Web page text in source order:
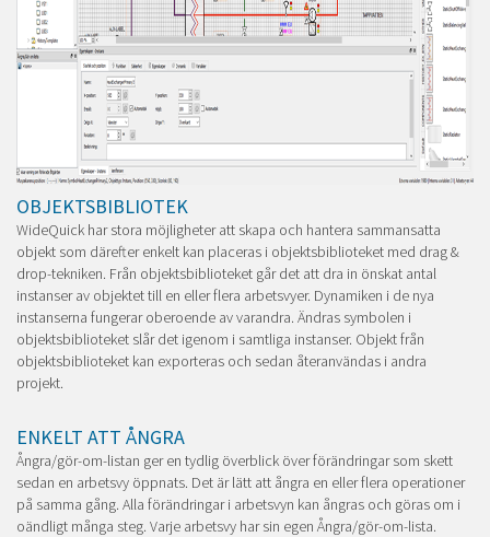
OBJEKTSBIBLIOTEK
WideQuick har stora möjligheter att skapa och hantera sammansatta
objekt som därefter enkelt kan placeras i objektsbiblioteket med drag &
drop-tekniken. Från objektsbiblioteket går det att dra in önskat antal
instanser av objektet till en eller flera arbetsvyer. Dynamiken i de nya
instanserna fungerar oberoende av varandra. Ändras symbolen i
objektsbiblioteket slår det igenom i samtliga instanser. Objekt från
objektsbiblioteket kan exporteras och sedan återanvändas i andra
projekt.
ENKELT ATT ÅNGRA
Ångra/gör-om-listan ger en tydlig överblick över förändringar som skett
sedan en arbetsvy öppnats. Det är lätt att ångra en eller flera operationer
på samma gång. Alla förändringar i arbetsvyn kan ångras och göras om i
oändligt många steg. Varje arbetsvy har sin egen Ångra/gör-om-lista.